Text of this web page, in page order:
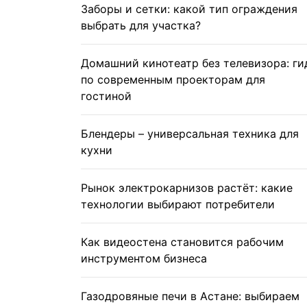
Заборы и сетки: какой тип ограждения
выбрать для участка?
Домашний кинотеатр без телевизора:
по современным проекторам для
гостиной
Блендеры – универсальная техника для
кухни
Рынок электрокарнизов растёт: какие
технологии выбирают потребители
Как видеостена становится рабочим
инструментом бизнеса
Газодровяные печи в Астане: выбираем